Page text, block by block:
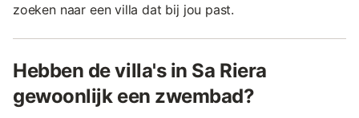
zoeken naar een villa dat bij jou past.
Hebben de villa's in Sa Riera
gewoonlijk een zwembad?